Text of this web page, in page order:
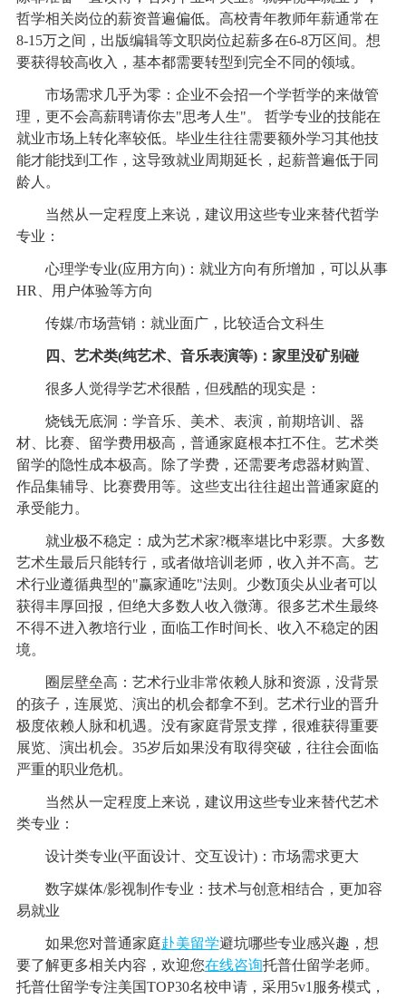
哲学相关岗位的薪资普遍偏低。高校青年教师年薪通常在
8-15万之间，出版编辑等文职岗位起薪多在6-8万区间。想
要获得较高收入，基本都需要转型到完全不同的领域。
市场需求几乎为零：企业不会招一个学哲学的来做管
理，更不会高薪聘请你去"思考人生"。 哲学专业的技能在
就业市场上转化率较低。毕业生往往需要额外学习其他技
能才能找到工作，这导致就业周期延长，起薪普遍低于同
龄人。
当然从一定程度上来说，建议用这些专业来替代哲学
专业：
心理学专业(应用方向)：就业方向有所增加，可以从事
HR、用户体验等方向
传媒/市场营销：就业面广，比较适合文科生
四、艺术类(纯艺术、音乐表演等)：家里没矿别碰
很多人觉得学艺术很酷，但残酷的现实是：
烧钱无底洞：学音乐、美术、表演，前期培训、器
材、比赛、留学费用极高，普通家庭根本扛不住。艺术类
留学的隐性成本极高。除了学费，还需要考虑器材购置、
作品集辅导、比赛费用等。这些支出往往超出普通家庭的
承受能力。
就业极不稳定：成为艺术家?概率堪比中彩票。大多数
艺术生最后只能转行，或者做培训老师，收入并不高。艺
术行业遵循典型的"赢家通吃"法则。少数顶尖从业者可以
获得丰厚回报，但绝大多数人收入微薄。很多艺术生最终
不得不进入教培行业，面临工作时间长、收入不稳定的困
境。
圈层壁垒高：艺术行业非常依赖人脉和资源，没背景
的孩子，连展览、演出的机会都拿不到。艺术行业的晋升
极度依赖人脉和机遇。没有家庭背景支撑，很难获得重要
展览、演出机会。35岁后如果没有取得突破，往往会面临
严重的职业危机。
当然从一定程度上来说，建议用这些专业来替代艺术
类专业：
设计类专业(平面设计、交互设计)：市场需求更大
数字媒体/影视制作专业：技术与创意相结合，更加容
易就业
如果您对普通家庭赴美留学避坑哪些专业感兴趣，想
要了解更多相关内容，欢迎您在线咨询托普仕留学老师。
托普仕留学专注美国TOP30名校申请，采用5v1服务模式，